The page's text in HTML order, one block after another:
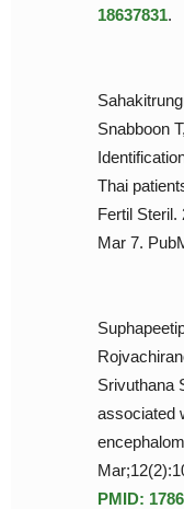
18637831.
Snabboon
Thai
Fertil Steril.
Mar 7.
Srivuthana
associated
PMID: